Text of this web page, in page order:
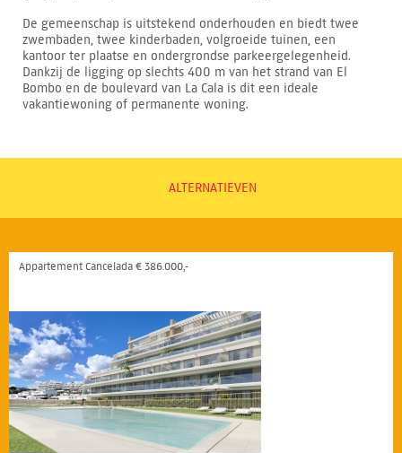
De gemeenschap is uitstekend onderhouden en biedt twee
zwembaden, twee kinderbaden, volgroeide tuinen, een
kantoor ter plaatse en ondergrondse parkeergelegenheid.
Dankzij de ligging op slechts 400 m van het strand van El
Bombo en de boulevard van La Cala is dit een ideale
vakantiewoning of permanente woning.
ALTERNATIEVEN
Appartement Cancelada € 386.000,-